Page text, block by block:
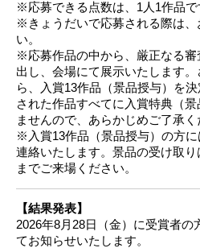
※応募できる点数は、1人1作品で
※きょうだいで応募される際は、
い。
※応募作品の中から、厳正なる審
出し、会場にて展示いたします
ら、入賞13作品（景品授与）を
された作品すべてに入賞特典（
ませんので、あらかじめご了承く
※入賞13作品（景品授与）の方
連絡いたします。景品の受け取
までご来場ください。
【結果発表】
2026年8月28日（金）に受賞者の
てお知らせいたします。